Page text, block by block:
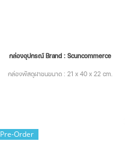
กล่องอุปกรณ์ Brand : Scuncommerce
กล่องพัสดุฝาชนขนาด : 21 x 40 x 22 cm.
Pre-Order